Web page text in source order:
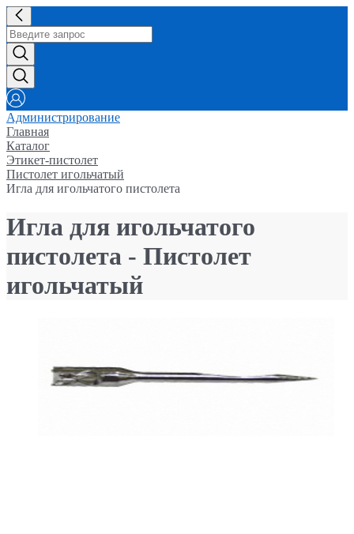
Администрирование
Главная
Каталог
Этикет-пистолет
Пистолет игольчатый
Игла для игольчатого пистолета
Игла для игольчатого
пистолета - Пистолет
игольчатый